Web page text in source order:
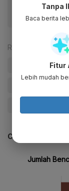
Reporter: Antara
#Bencana Alam
CEK JUGA DATA
Tanpa
Baca berita
Fitur
Lebih mudah